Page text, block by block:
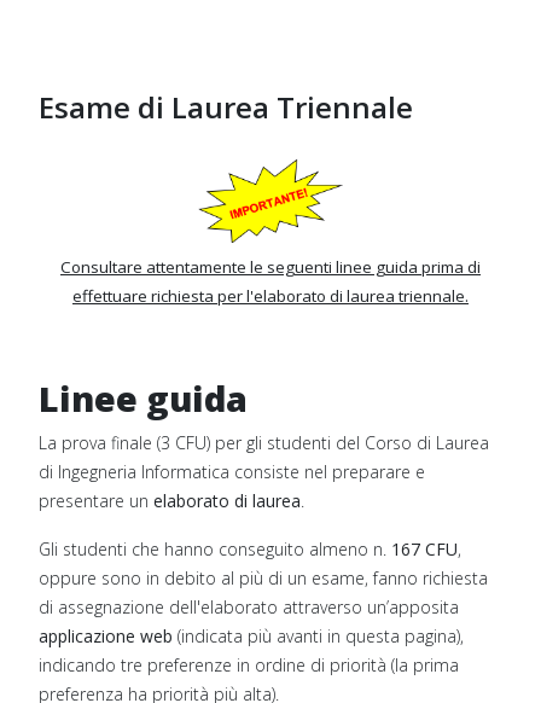
Esame di Laurea Triennale
Consultare attentamente le seguenti linee guida prima di
effettuare richiesta per l'elaborato di laurea triennale.
Linee guida
La prova finale (3 CFU) per gli studenti del Corso di Laurea
di Ingegneria Informatica consiste nel preparare e
presentare un elaborato di laurea.
Gli studenti che hanno conseguito almeno n. 167 CFU,
oppure sono in debito al più di un esame, fanno richiesta
di assegnazione dell'elaborato attraverso un’apposita
applicazione web (indicata più avanti in questa pagina),
indicando tre preferenze in ordine di priorità (la prima
preferenza ha priorità più alta).